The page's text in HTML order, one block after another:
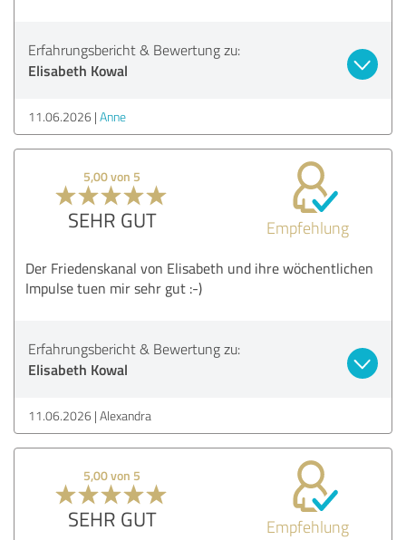
Erfahrungsbericht & Bewertung zu:
Elisabeth Kowal
11.06.2026 Anne
5,00 von 5
SEHR GUT Empfehlung
Der Friedenskanal von Elisabeth und ihre wöchentlichen
Impulse tuen mir sehr gut :-)
Erfahrungsbericht & Bewertung zu:
Elisabeth Kowal
11.06.2026 Alexandra
5,00 von 5
SEHR GUT Empfehlung